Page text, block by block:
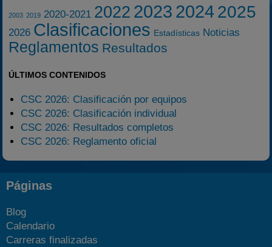
2003 2019 2020-2021 2022 2023 20242025
2026 Clasificaciones Estadísticas Noticias
Reglamentos Resultados
ÚLTIMOS CONTENIDOS
CSC 2026: Clasificación por equipos
CSC 2026: Clasificación individual
CSC 2026: Resultados completos
CSC 2026: Reglamento oficial
Páginas
Blog
Calendario
Carreras finalizadas